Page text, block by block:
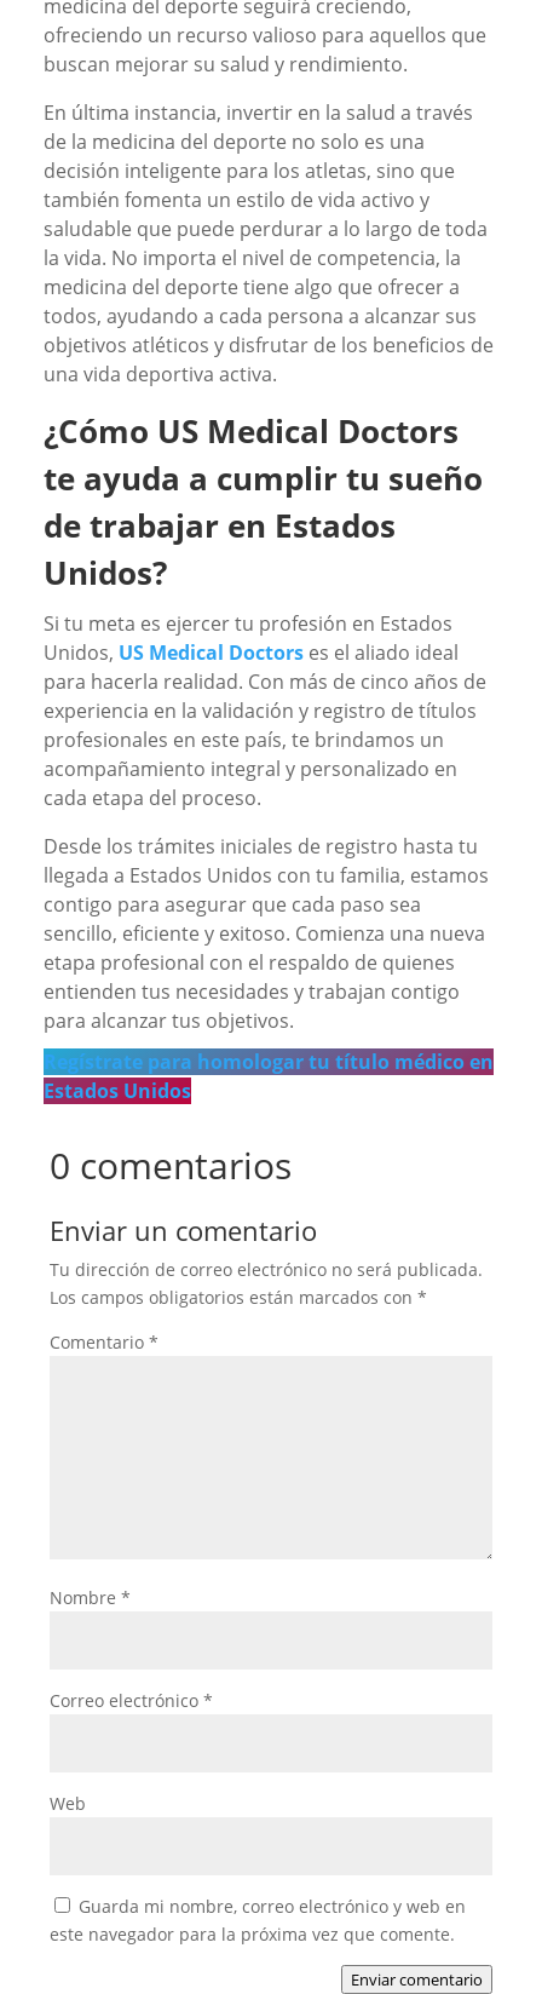
medicina del deporte seguirá creciendo,
ofreciendo un recurso valioso para aquellos que
buscan mejorar su salud y rendimiento.
En última instancia, invertir en la salud a través
de la medicina del deporte no solo es una
decisión inteligente para los atletas, sino que
también fomenta un estilo de vida activo y
saludable que puede perdurar a lo largo de toda
la vida. No importa el nivel de competencia, la
medicina del deporte tiene algo que ofrecer a
todos, ayudando a cada persona a alcanzar sus
objetivos atléticos y disfrutar de los beneficios de
una vida deportiva activa.
¿Cómo US Medical Doctors
te ayuda a cumplir tu sueño
de trabajar en Estados
Unidos?
Si tu meta es ejercer tu profesión en Estados
Unidos, US Medical Doctors es el aliado ideal
para hacerla realidad. Con más de cinco años de
experiencia en la validación y registro de títulos
profesionales en este país, te brindamos un
acompañamiento integral y personalizado en
cada etapa del proceso.
Desde los trámites iniciales de registro hasta tu
llegada a Estados Unidos con tu familia, estamos
contigo para asegurar que cada paso sea
sencillo, eficiente y exitoso. Comienza una nueva
etapa profesional con el respaldo de quienes
entienden tus necesidades y trabajan contigo
para alcanzar tus objetivos.
Regístrate para homologar tu título médico en
Estados Unidos
0 comentarios
Enviar un comentario
Tu dirección de correo electrónico no será publicada.
Los campos obligatorios están marcados con*
Comentario*
Nombre*
Correo electrónico*
Web
Guarda mi nombre, correo electrónico y web en
este navegador para la próxima vez que comente.
Enviar comentario